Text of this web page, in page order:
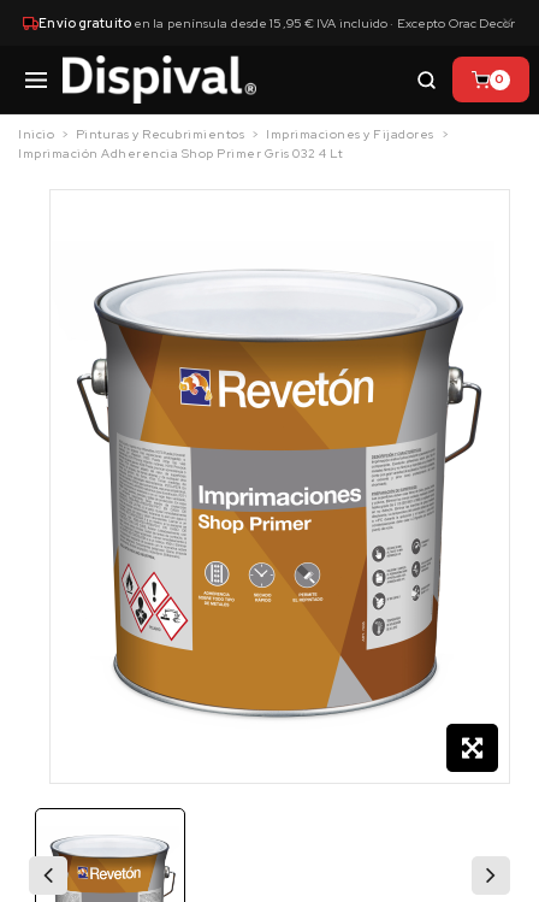
Envío gratuitoen la península desde 15,95 € IVA incluido · Excepto Orac Decor
×
0
Inicio Pinturas y Recubrimientos
Imprimaciones y Fijadores
Imprimación Adherencia Shop Primer Gris 032 4 Lt